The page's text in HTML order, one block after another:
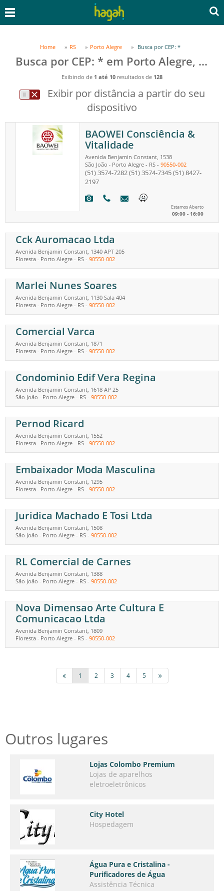
Home RS Porto Alegre Busca por CEP: *
Busca por CEP: * em Porto Alegre, RS
Exibindo de 1 até 10 resultados de 128
Exibir por distância a partir do seu
dispositivo
BAOWEI Consciência &
Vitalidade
Avenida Benjamin Constant, 1538
São João - Porto Alegre- RS- 90550-002
(51) 3574-7282(51) 3574-7345(51) 8427-
2197
Estamos Aberto
09:00 - 16:00
Cck Auromacao Ltda
Avenida Benjamin Constant, 1340 APT 205
Floresta - Porto Alegre - RS - 90550-002
Marlei Nunes Soares
Avenida Benjamin Constant, 1130 Sala 404
Floresta - Porto Alegre - RS - 90550-002
Comercial Varca
Avenida Benjamin Constant, 1871
Floresta - Porto Alegre - RS - 90550-002
Condominio Edif Vera Regina
Avenida Benjamin Constant, 1618 AP 25
São João - Porto Alegre - RS - 90550-002
Pernod Ricard
Avenida Benjamin Constant, 1552
Floresta - Porto Alegre - RS - 90550-002
Embaixador Moda Masculina
Avenida Benjamin Constant, 1295
Floresta - Porto Alegre - RS - 90550-002
Juridica Machado E Tosi Ltda
Avenida Benjamin Constant, 1508
São João - Porto Alegre - RS - 90550-002
RL Comercial de Carnes
Avenida Benjamin Constant, 1388
São João - Porto Alegre - RS - 90550-002
Nova Dimensao Arte Cultura E
Comunicacao Ltda
Avenida Benjamin Constant, 1809
Floresta - Porto Alegre - RS - 90550-002
1 2 3 4 5
Outros lugares
Lojas Colombo Premium
Lojas de aparelhos
eletroeletrônicos
City Hotel
Hospedagem
Água Pura e Cristalina -
Purificadores de Água
Assistência Técnica